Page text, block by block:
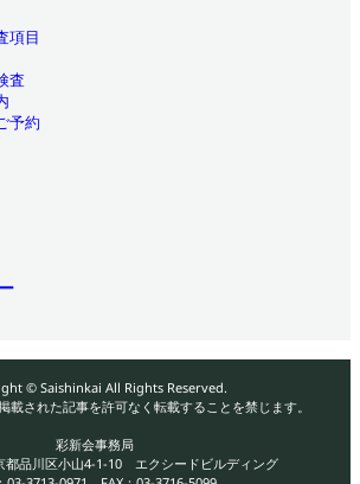
項目
査
予約
© Saishinkai All Rights Reserved.
載された記事を許可なく転載することを禁じます。
彩新会事務局
都品川区小山4-1-10 エクシードビルディング